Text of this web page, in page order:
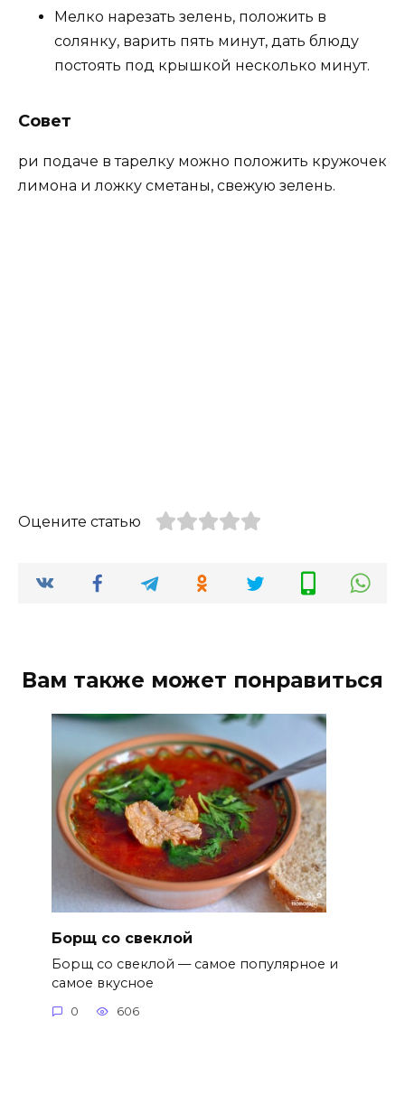
Мелко нарезать зелень, положить в
солянку, варить пять минут, дать блюду
постоять под крышкой несколько минут.
Совет
ри подаче в тарелку можно положить кружочек
лимона и ложку сметаны, свежую зелень.
Оцените статью
Вам также может понравиться
Борщ со свеклой
Борщ со свеклой — самое популярное и
самое вкусное
0 606